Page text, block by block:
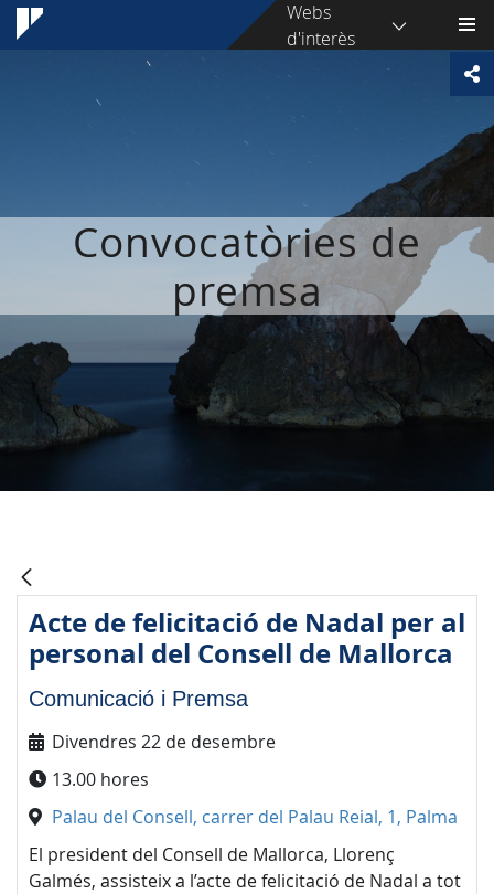
Webs
d'interès
Convocatòries de
premsa
Acte de felicitació de Nadal per al
personal del Consell de Mallorca
Comunicació i Premsa
Divendres 22 de desembre
13.00 hores
Palau del Consell, carrer del Palau Reial, 1, Palma
El president del Consell de Mallorca, Llorenç
Galmés, assisteix a l’acte de felicitació de Nadal a tot